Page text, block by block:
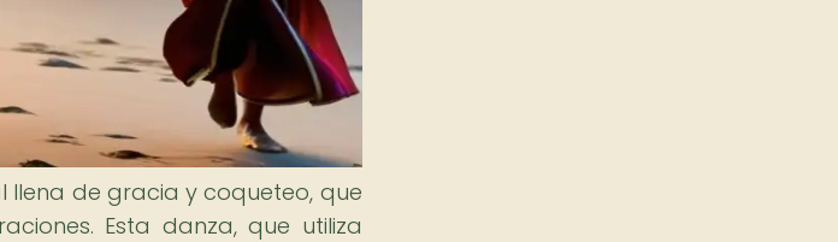
llena de gracia y coqueteo, que
Esta danza, que utiliza